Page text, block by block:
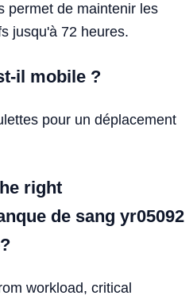
permet de maintenir les
jusqu'à 72 heures.
il mobile ?
pour un déplacement
right
de sang yr05092
workload, critical